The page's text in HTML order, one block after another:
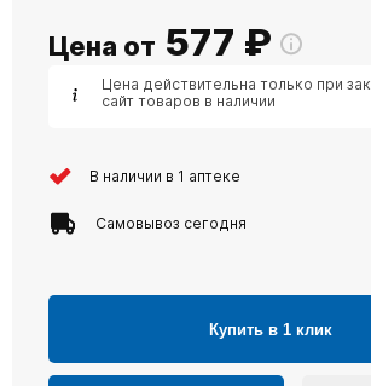
Цена от 577 ₽
Цена действительна только при
сайт товаров в наличии
В наличии в 1 аптеке
Самовывоз сегодня
Купить в 1 клик